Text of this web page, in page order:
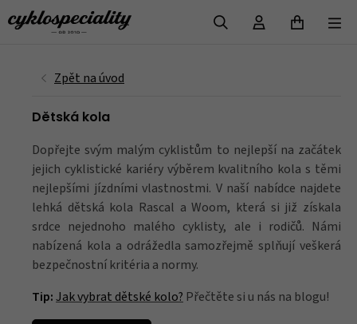
Dětská kola
Dopřejte svým malým cyklistům to nejlepší na začátek
jejich cyklistické kariéry výběrem kvalitního kola s těmi
nejlepšími jízdními vlastnostmi. V naší nabídce najdete
lehká dětská kola Rascal a Woom, která si již získala
srdce nejednoho malého cyklisty, ale i rodičů. Námi
nabízená kola a odrážedla samozřejmě splňují veškerá
bezpečnostní kritéria a normy.
Tip:Jak vybrat dětské kolo? Přečtěte si u nás na blogu!